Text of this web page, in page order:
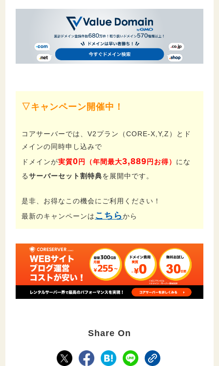
▽キャンペーン開催中！
コアサーバーでは、V2プラン（CORE-X,Y,Z）とド
メインの同時申し込みで
ドメインが実質0 円（年間最大3,889 円お得） にな
るサーバーセット割特典を展開中です。
是非、お得なこの機会にご利用ください！
最新のキャンペーンは こちらから